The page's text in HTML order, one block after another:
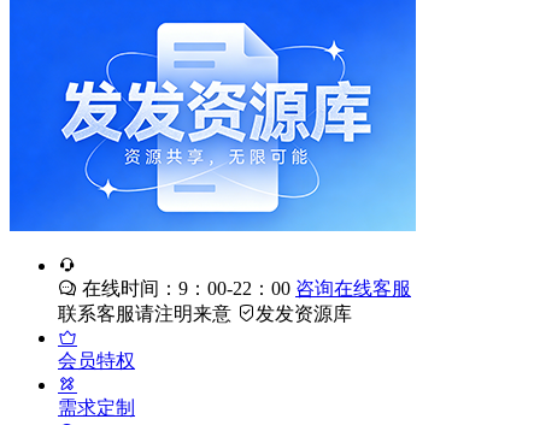
在线时间：9：00-22：00 咨询在线客服
联系客服请注明来意
发发资源库
会员特权
需求定制